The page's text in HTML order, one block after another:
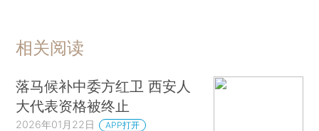
相关阅读
落马候补中委方红卫 西安人
大代表资格被终止
2026年01月22日 APP打开